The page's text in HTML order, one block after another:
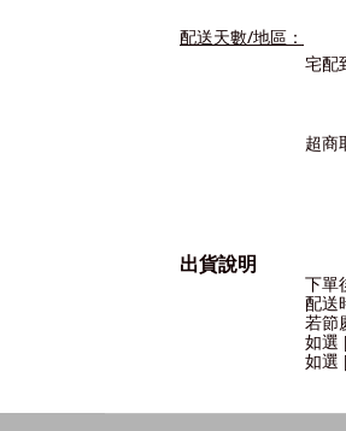
配送天數/地區：
宅配
超商
出貨說明
下單
配送
若節
如選
如選